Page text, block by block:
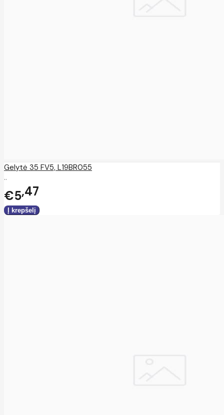
Gelytė 35 FV5, L19BR055
..
€5 47